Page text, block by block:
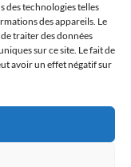
des technologies telles
des appareils. Le
traiter des données
sur ce site. Le fait de
avoir un effet négatif sur